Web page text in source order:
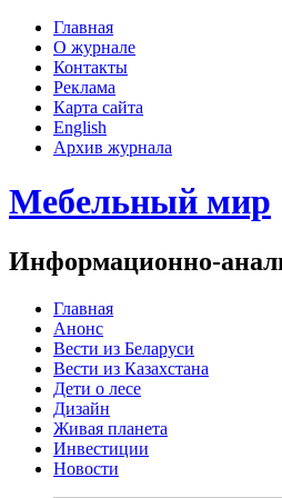
Главная
О журнале
Контакты
Реклама
Карта сайта
English
Архив журнала
Мебельный мир
Информационно-
Главная
Анонс
Вести из Беларуси
Вести из Казахстана
Дети о лесе
Дизайн
Живая планета
Инвестиции
Новости